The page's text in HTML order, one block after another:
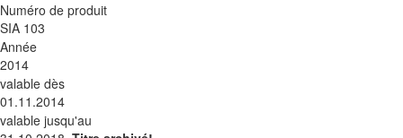
Numéro de produit
SIA 103
Année
2014
valable dès
01.11.2014
valable jusqu'au